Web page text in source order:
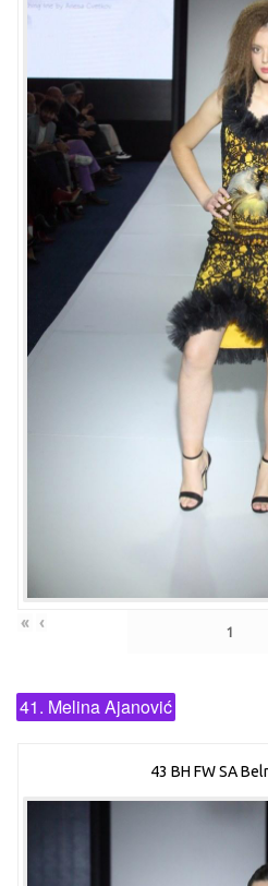
« ‹
41. Melina Ajanović
43 BH FW SA